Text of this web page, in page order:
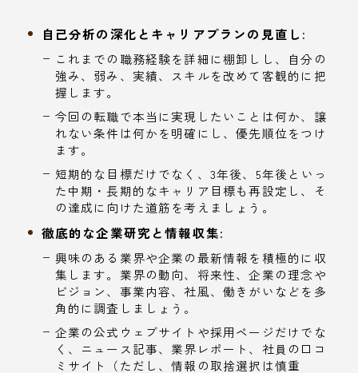
自己分析の深化とキャリアプランの見直し:
これまでの職務経験を詳細に棚卸しし、自分の
強み、弱み、実績、スキルを改めて客観的に把
握します。
今回の転職で本当に実現したいことは何か、譲
れない条件は何かを明確にし、優先順位をつけ
ます。
短期的な目標だけでなく、3年後、5年後といっ
た中期・長期的なキャリア目標も再設定し、そ
の達成に向けた道筋を考えましょう。
徹底的な企業研究と情報収集:
興味のある業界や企業の最新情報を積極的に収
集します。業界の動向、将来性、企業の理念や
ビジョン、事業内容、社風、働きがいなどを多
角的に調査しましょう。
企業の公式ウェブサイトや採用ページだけでな
く、ニュース記事、業界レポート、社員の口コ
ミサイト（ただし、情報の取捨選択は慎重